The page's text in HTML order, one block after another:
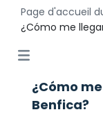
Page d'accueil
¿Cómo me
¿Cómo
Benfica?